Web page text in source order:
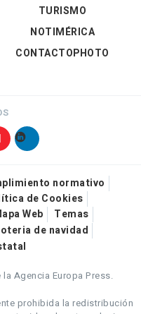
TURISMO
NOTIMÉRICA
CONTACTOPHOTO
normativo
de Cookies
Web
Temas
de navidad
Agencia Europa Press.
prohibida la redistribución